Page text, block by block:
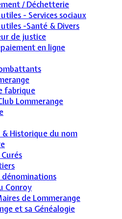
/ Déchetterie
- Services sociaux
-Santé & Divers
de justice
en ligne
fabrique
Lommerange
Historique du nom
dénominations
Conroy
de Lommerange
et sa Généalogie